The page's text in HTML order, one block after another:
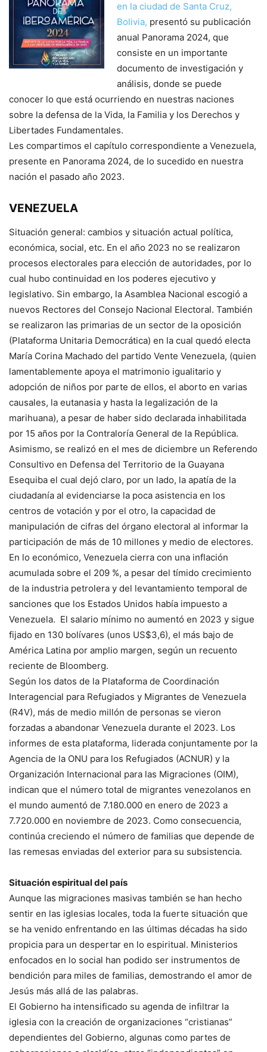
en la ciudad de Santa Cruz,
Bolivia, presentó su publicación
anual Panorama 2024, que
consiste en un importante
documento de investigación y
análisis, donde se puede
conocer lo que está ocurriendo en nuestras naciones
sobre la defensa de la Vida, la Familia y los Derechos y
Libertades Fundamentales.
Les compartimos el capítulo correspondiente a Venezuela,
presente en Panorama 2024, de lo sucedido en nuestra
nación el pasado año 2023.
VENEZUELA
Situación general: cambios y situación actual política,
económica, social, etc. En el año 2023 no se realizaron
procesos electorales para elección de autoridades, por lo
cual hubo continuidad en los poderes ejecutivo y
legislativo. Sin embargo, la Asamblea Nacional escogió a
nuevos Rectores del Consejo Nacional Electoral. También
se realizaron las primarias de un sector de la oposición
(Plataforma Unitaria Democrática) en la cual quedó electa
María Corina Machado del partido Vente Venezuela, (quien
lamentablemente apoya el matrimonio igualitario y
adopción de niños por parte de ellos, el aborto en varias
causales, la eutanasia y hasta la legalización de la
marihuana), a pesar de haber sido declarada inhabilitada
por 15 años por la Contraloría General de la República.
Asimismo, se realizó en el mes de diciembre un Referendo
Consultivo en Defensa del Territorio de la Guayana
Esequiba el cual dejó claro, por un lado, la apatía de la
ciudadanía al evidenciarse la poca asistencia en los
centros de votación y por el otro, la capacidad de
manipulación de cifras del órgano electoral al informar la
participación de más de 10 millones y medio de electores.
En lo económico, Venezuela cierra con una inflación
acumulada sobre el 209 %, a pesar del tímido crecimiento
de la industria petrolera y del levantamiento temporal de
sanciones que los Estados Unidos había impuesto a
Venezuela. El salario mínimo no aumentó en 2023 y sigue
fijado en 130 bolívares (unos US$3,6), el más bajo de
América Latina por amplio margen, según un recuento
reciente de Bloomberg.
Según los datos de la Plataforma de Coordinación
Interagencial para Refugiados y Migrantes de Venezuela
(R4V), más de medio millón de personas se vieron
forzadas a abandonar Venezuela durante el 2023. Los
informes de esta plataforma, liderada conjuntamente por la
Agencia de la ONU para los Refugiados (ACNUR) y la
Organización Internacional para las Migraciones (OIM),
indican que el número total de migrantes venezolanos en
el mundo aumentó de 7.180.000 en enero de 2023 a
7.720.000 en noviembre de 2023. Como consecuencia,
continúa creciendo el número de familias que depende de
las remesas enviadas del exterior para su subsistencia.
Situación espiritual del país
Aunque las migraciones masivas también se han hecho
sentir en las iglesias locales, toda la fuerte situación que
se ha venido enfrentando en las últimas décadas ha sido
propicia para un despertar en lo espiritual. Ministerios
enfocados en lo social han podido ser instrumentos de
bendición para miles de familias, demostrando el amor de
Jesús más allá de las palabras.
El Gobierno ha intensificado su agenda de infiltrar la
iglesia con la creación de organizaciones “cristianas”
dependientes del Gobierno, algunas como partes de